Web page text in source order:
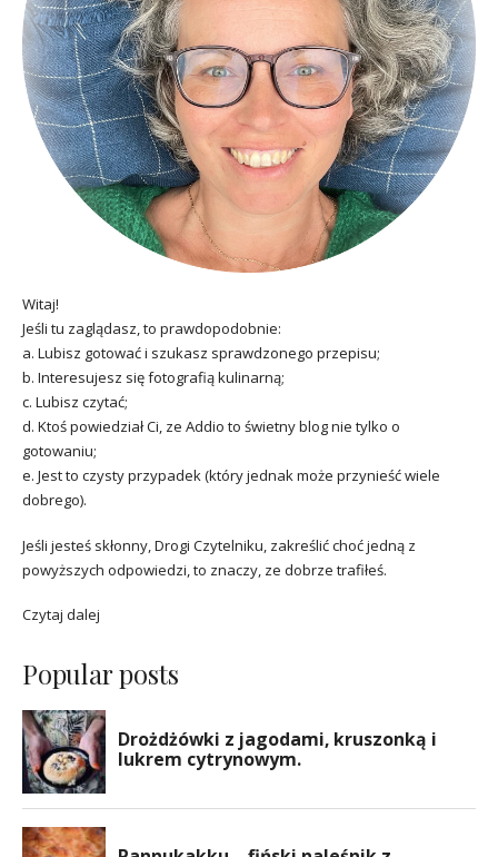
Witaj!
Jeśli tu zaglądasz, to prawdopodobnie:
a. Lubisz gotować i szukasz sprawdzonego przepisu;
b. Interesujesz się fotografią kulinarną;
c. Lubisz czytać;
d. Ktoś powiedział Ci, ze Addio to świetny blog nie tylko o
gotowaniu;
e. Jest to czysty przypadek (który jednak może przynieść wiele
dobrego).
Jeśli jesteś skłonny, Drogi Czytelniku, zakreślić choć jedną z
powyższych odpowiedzi, to znaczy, ze dobrze trafiłeś.
Czytaj dalej
Popular posts